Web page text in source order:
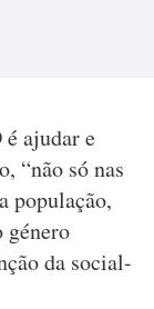
ajudar e
“não só nas
população,
género
da social-